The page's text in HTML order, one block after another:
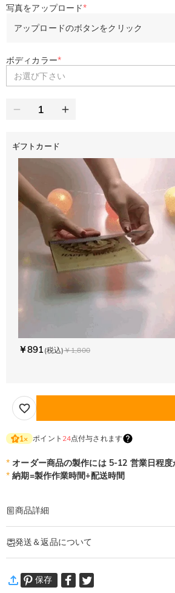
写真をアップロード*
アップロードのボタンをクリック
ボディカラー*
お選び下さい
ギフトカード
￥891 (税込)￥1,800
1× ポイント 24点付与されます
* オーダー商品の製作には 5-12 営業日程度
* 納期=製作作業時間+配送時間
商品詳細
あなたの新しいお気に入りの記念品が登場！
高品質ステンレススチールを芯に、柔らかい PU
ポケットや財布、バッグにスッと収まるサイズ感
耐久性に優れたステンレススチールの芯は、錆び
発送＆返品について
万一、ご注文商品にご満足いただけない場
保存